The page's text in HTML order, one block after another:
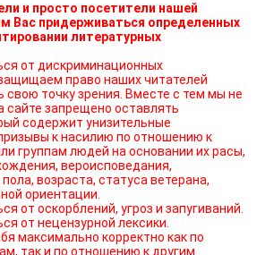
и просто посетители нашей
Вас придерживаться определенных
литературных
от дискриминационных
точку зрения. Вместе с тем мы не
сайте запрещено оставлять
содержит унизительные
к насилию по отношению к
группам людей на основании их расы,
вероисповедания,
возраста, статуса ветерана,
ориентации.
от оскорблений, угроз и запугиваний.
от нецензурной лексики.
максимально корректно как по
так и по отношению к другим